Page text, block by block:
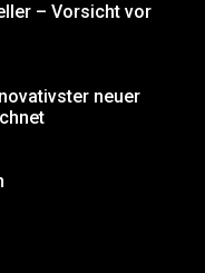
– Vorsicht vor
neuer